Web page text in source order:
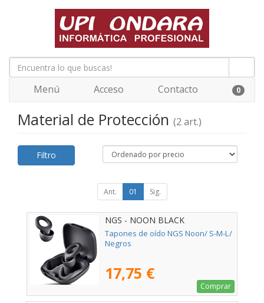
Menú Acceso Contacto 0
Material de Protección (2 art.)
Filtro
Ant. 01 Sig.
NGS - NOON BLACK
Tapones de oído NGS Noon/ S-M-L/
Negros
17,75 €
Comprar